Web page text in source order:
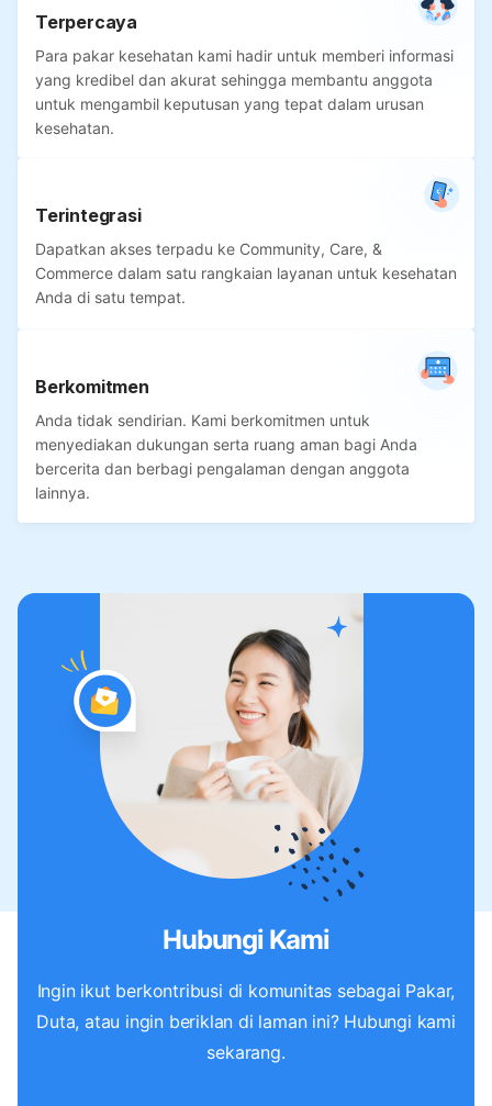
Terpercaya
Para pakar kesehatan kami hadir untuk memberi informasi
yang kredibel dan akurat sehingga membantu anggota
untuk mengambil keputusan yang tepat dalam urusan
kesehatan.
Terintegrasi
Dapatkan akses terpadu ke Community, Care, &
Commerce dalam satu rangkaian layanan untuk kesehatan
Anda di satu tempat.
Berkomitmen
Anda tidak sendirian. Kami berkomitmen untuk
menyediakan dukungan serta ruang aman bagi Anda
bercerita dan berbagi pengalaman dengan anggota
lainnya.
Hubungi Kami
Ingin ikut berkontribusi di komunitas sebagai Pakar,
Duta, atau ingin beriklan di laman ini? Hubungi kami
sekarang.